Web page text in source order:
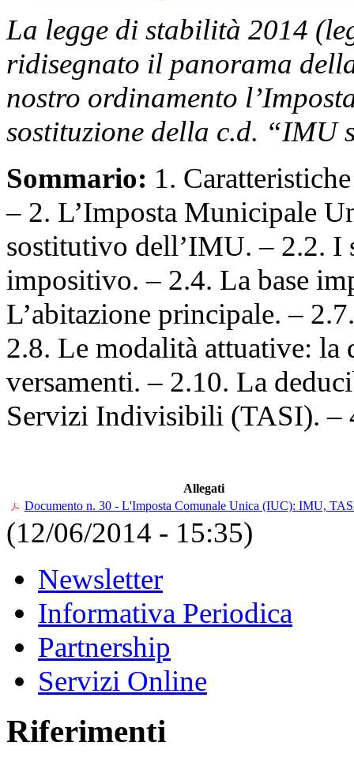
La legge di stabilità 2014
ridisegnato il panorama
nostro ordinamento
sostituzione della c.d. “IMU
Sommario: 1.
– 2. L’Imposta Municipale
sostitutivo dell’IMU. – 2.2. I
impositivo. – 2.4. La base
L’abitazione principale. –
2.8. Le modalità attuative: la
versamenti. – 2.10. La
Servizi Indivisibili (TASI). –
Allegati
Documento n. 30 - L'Imposta Comunale Unica (IUC): IMU,
(12/06/2014 - 15:35)
Newsletter
Informativa Periodica
Partnership
Servizi Online
Riferimenti